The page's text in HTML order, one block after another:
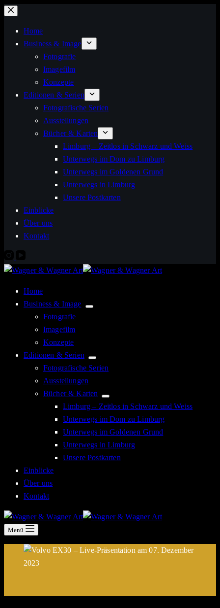
Zum
springen
Home
Business & Image
Fotografie
Imagefilm
Konzepte
Editionen & Serien
Fotografische Serien
Ausstellungen
Bücher & Karten
Limburg – Zeitlos in Schwarz und Weiss
Unterwegs im Dom zu Limburg
Unterwegs im Goldenen Grund
Unterwegs in Limburg
Unsere Postkarten
Einblicke
Über uns
Kontakt
Home
Business & Image
Fotografie
Imagefilm
Konzepte
Editionen & Serien
Fotografische Serien
Ausstellungen
Bücher & Karten
Limburg – Zeitlos in Schwarz und Weiss
Unterwegs im Dom zu Limburg
Unterwegs im Goldenen Grund
Unterwegs in Limburg
Unsere Postkarten
Einblicke
Über uns
Kontakt
Menü